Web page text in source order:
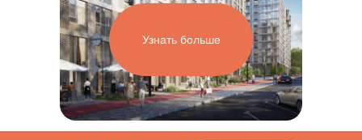
Узнать больше